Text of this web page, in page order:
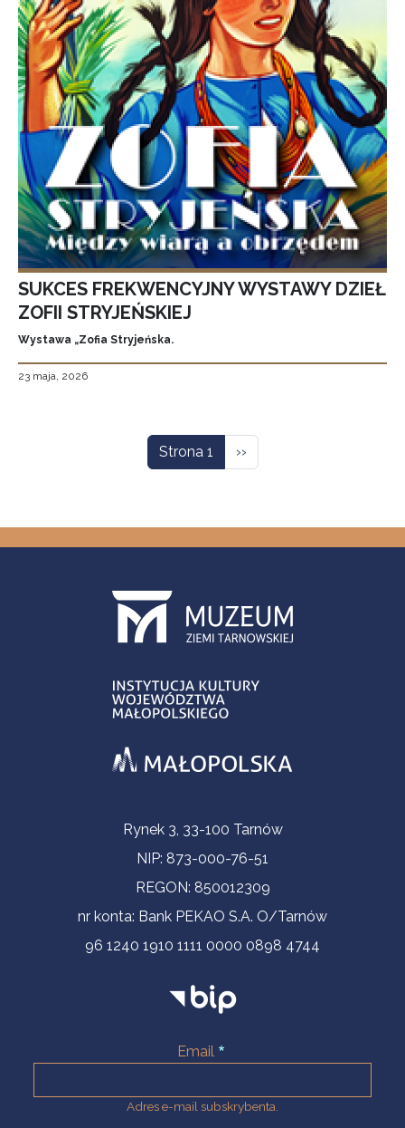
SUKCES FREKWENCYJNY WYSTAWY DZIEŁ
ZOFII STRYJEŃSKIEJ
Wystawa „Zofia Stryjeńska.
23 maja, 2026
Strona 1 Następna strona
››
Informacje kontaktoweRynek 3, 33-100 Tarnów
NIP: 873-000-76-51
REGON: 850012309
nr konta: Bank PEKAO S.A. O/Tarnów
96 1240 1910 1111 0000 0898 4744
Email
Adres e-mail subskrybenta.